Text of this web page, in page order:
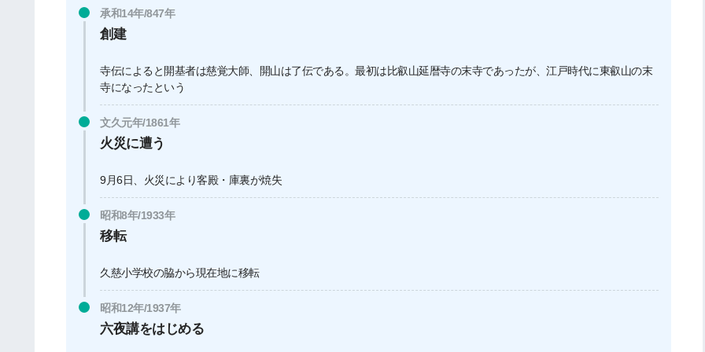
承和14年/847年
創建
寺伝によると開基者は慈覚大師、開山は了伝である。最初は比叡山延暦寺の末寺であったが、江戸時代に東叡山の末
寺になったという
文久元年/1861年
火災に遭う
9月6日、火災により客殿・庫裏が焼失
昭和8年/1933年
移転
久慈小学校の脇から現在地に移転
昭和12年/1937年
六夜講をはじめる